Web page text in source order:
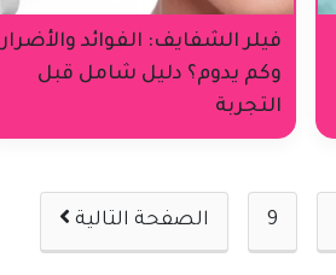
فيلر الشفايف: الفوائد والأضرار
وكم يدوم؟ دليل شامل قبل
التجربة
9 الصفحة التالية